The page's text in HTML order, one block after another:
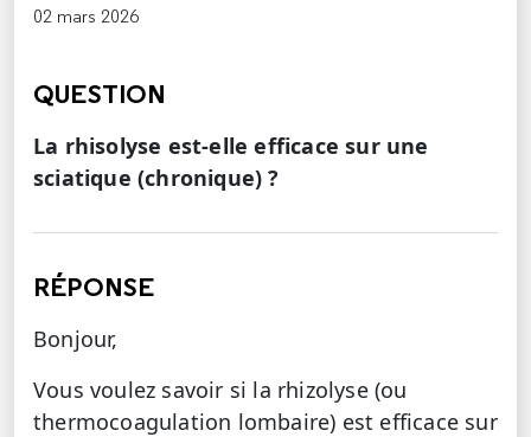
02 mars 2026
QUESTION
La rhisolyse est-elle efficace sur une
sciatique (chronique) ?
RÉPONSE
Bonjour,
Vous voulez savoir si la rhizolyse (ou
thermocoagulation lombaire) est efficace sur